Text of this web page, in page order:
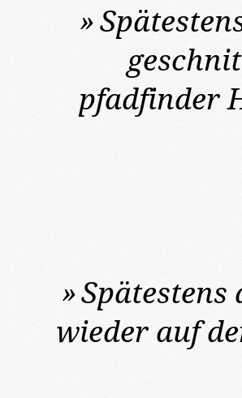
»
pfadfinder
»Spätestens
wieder auf